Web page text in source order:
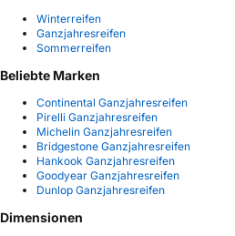
Winterreifen
Ganzjahresreifen
Sommerreifen
Beliebte Marken
Continental Ganzjahresreifen
Pirelli Ganzjahresreifen
Michelin Ganzjahresreifen
Bridgestone Ganzjahresreifen
Hankook Ganzjahresreifen
Goodyear Ganzjahresreifen
Dunlop Ganzjahresreifen
Dimensionen